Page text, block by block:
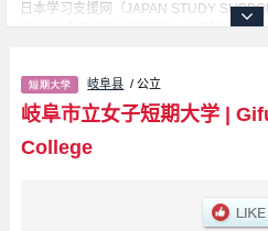
日本学习支援网（JAPAN STUDY
约1300个学校的大学学部、大学院、短
International Communication 学部、
部、Department of Design and
名额、合格人数等考试信息，以及设施介
息都登载于此，请务必查阅和利用此网。
岐阜县 / 公立
岐阜市立女子短期大学|
College